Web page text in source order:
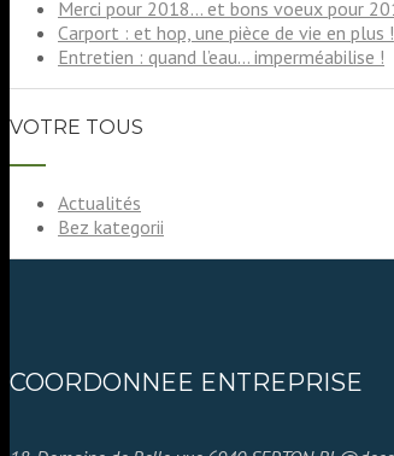
Merci pour 2018… et bons voeux pour
Carport : et hop, une pièce de vie en plus !
Entretien : quand l’eau… imperméabilise !
VOTRE TOUS
Actualités
Bez kategorii
COORDONNEE ENTREPRISE